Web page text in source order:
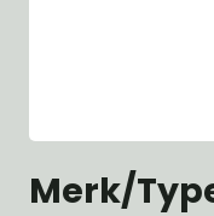
Merk/